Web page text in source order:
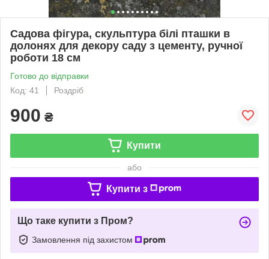
Садова фігура, скульптура білі пташки в
долонях для декору саду з цементу, ручної
роботи 18 см
Готово до відправки
Код: 41
Роздріб
900 ₴
Купити
або
Купити з
Що таке купити з Пром?
Замовлення під захистом